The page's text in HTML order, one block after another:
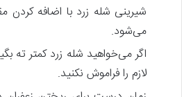
شیرینی شله زرد با اضافه
می‌شود.
اگر می‌خواهید شله زرد کمتر ته
لازم را فراموش نکنید.